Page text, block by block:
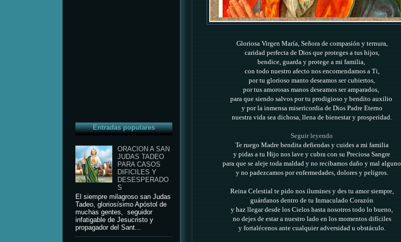
Entradas populares
ORACION A SAN
JUDAS TADEO
PARA CASOS
DIFICILES Y
DESESPERADO
S
El siempre milagroso san Judas
Tadeo, gloriosísimo Apóstol de
muchas gentes, seguidor
infatigable de Jesucristo y
propagador del Sant...
Gloriosa Virgen María, Señora de compasión y ternura,
caridad perfecta de Dios que proteges a tus hijos,
bendice, guarda y protege a mi familia,
con todo nuestro afecto nos encomendamos a Ti,
por tu glorioso manto deseamos ser cubiertos,
por tus amorosas manos deseamos ser amparados,
para que siendo salvos por tu prodigioso y bendito auxilio
y por la inmensa misericordia de Dios Padre Eterno
nuestra vida sea dichosa, llena de bienestar y prosperidad.
Seguir leyendo
Te ruego Madre bendita defiendas y cuides a mi familia
y pidas a tu Hijo nos lave y cubra con su Preciosa Sangre
para que se aleje toda maldad y no recibamos daño y mal alguno
y no padezcamos por enfermedades, dolores y peligros.
Reina Celestial te pido nos ilumines y des tu amor siempre,
guárdanos dentro de tu Inmaculado Corazón
y haz llegar desde los Cielos hasta nosotros todo lo bueno,
no dejes de estar a nuestro lado en los momentos difíciles
y fortalécenos ante cualquier adversidad u obstáculo.